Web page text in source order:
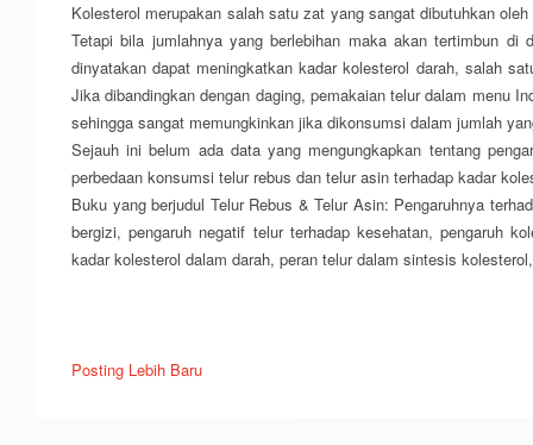
Kolesterol merupakan salah satu zat yang sangat dibutuhkan
Tetapi bila jumlahnya yang berlebihan maka akan tertimbun di
dinyatakan dapat meningkatkan kadar kolesterol darah, salah
Jika dibandingkan dengan daging, pemakaian telur dalam menu
sehingga sangat memungkinkan jika dikonsumsi dalam jumlah
Sejauh ini belum ada data yang mengungkapkan tentang
perbedaan konsumsi telur rebus dan telur asin terhadap kadar
Buku yang berjudul Telur Rebus & Telur Asin: Pengaruhnya
bergizi, pengaruh negatif telur terhadap kesehatan, pengaruh
kadar kolesterol dalam darah, peran telur dalam sintesis
Posting Lebih Baru